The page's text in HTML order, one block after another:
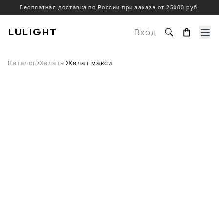
Бесплатная доставка по России при заказе от 25000 руб.
LULIGHT Вход
Каталог Халаты Халат макси